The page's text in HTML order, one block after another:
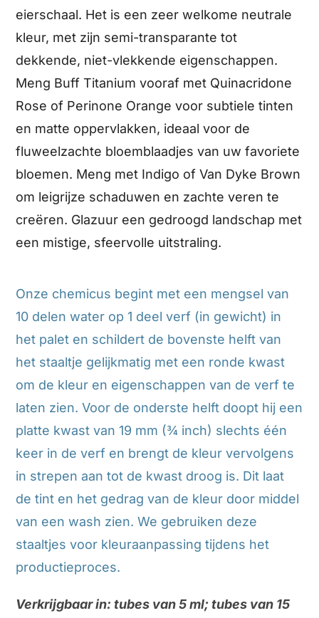
eierschaal. Het is een zeer welkome neutrale
kleur, met zijn semi-transparante tot
dekkende, niet-vlekkende eigenschappen.
Meng Buff Titanium vooraf met Quinacridone
Rose of Perinone Orange voor subtiele tinten
en matte oppervlakken, ideaal voor de
fluweelzachte bloemblaadjes van uw favoriete
bloemen. Meng met Indigo of Van Dyke Brown
om leigrijze schaduwen en zachte veren te
creëren. Glazuur een gedroogd landschap met
een mistige, sfeervolle uitstraling.
Onze chemicus begint met een mengsel van
10 delen water op 1 deel verf (in gewicht) in
het palet en schildert de bovenste helft van
het staaltje gelijkmatig met een ronde kwast
om de kleur en eigenschappen van de verf te
laten zien. Voor de onderste helft doopt hij een
platte kwast van 19 mm (¾ inch) slechts één
keer in de verf en brengt de kleur vervolgens
in strepen aan tot de kwast droog is. Dit laat
de tint en het gedrag van de kleur door middel
van een wash zien. We gebruiken deze
staaltjes voor kleuraanpassing tijdens het
productieproces.
Verkrijgbaar in: tubes van 5 ml; tubes van 15